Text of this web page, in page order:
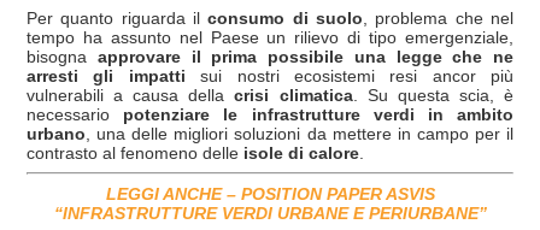
Per quanto riguarda ilconsumo di suolo , problema che nel
tempo ha assunto nel Paese un rilievo di tipo emergenziale,
bisogna approvare il prima possibile una legge che ne
arresti gli impatti sui nostri ecosistemi resi ancor più
vulnerabili a causa dellacrisi climatica. Su questa scia, è
necessario potenziare le infrastrutture verdi in ambito
urbano , una delle migliori soluzioni da mettere in campo per il
contrasto al fenomeno delle isole di calore
LEGGI ANCHE – POSITION PAPER ASVIS
“INFRASTRUTTURE VERDI URBANE E PERIURBANE”